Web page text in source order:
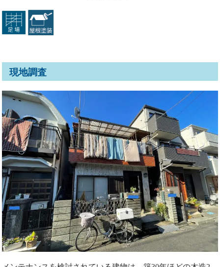
現地調査